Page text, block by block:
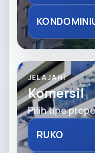
JELAJAHI
Komersil
Pilih tipe
RUKO